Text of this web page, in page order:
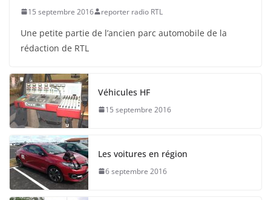
15 septembre 2016 reporter radio RTL
Une petite partie de l’ancien parc automobile de la
rédaction de RTL
Véhicules HF
15 septembre 2016
Les voitures en région
6 septembre 2016